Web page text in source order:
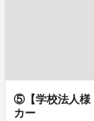
⑤【学校法人様
カー